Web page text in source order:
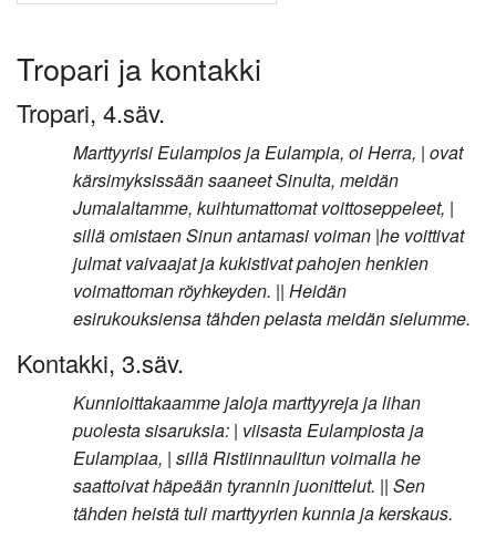
Tropari ja kontakki
Tropari, 4.säv.
Marttyyrisi Eulampios ja Eulampia, oi Herra, | ovat
kärsimyksissään saaneet Sinulta, meidän
Jumalaltamme, kuihtumattomat voittoseppeleet, |
sillä omistaen Sinun antamasi voiman |he voittivat
julmat vaivaajat ja kukistivat pahojen henkien
voimattoman röyhkeyden. || Heidän
esirukouksiensa tähden pelasta meidän sielumme.
Kontakki, 3.säv.
Kunnioittakaamme jaloja marttyyreja ja lihan
puolesta sisaruksia: | viisasta Eulampiosta ja
Eulampiaa, | sillä Ristiinnaulitun voimalla he
saattoivat häpeään tyrannin juonittelut. || Sen
tähden heistä tuli marttyyrien kunnia ja kerskaus.